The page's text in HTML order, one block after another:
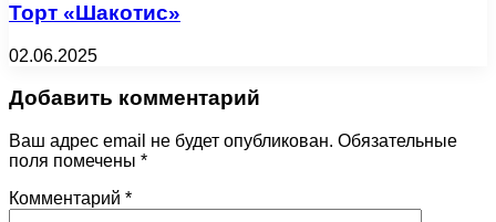
Торт «Шакотис»
02.06.2025
Добавить комментарий
Ваш адрес email не будет опубликован. Обязательные
поля помечены *
Комментарий *